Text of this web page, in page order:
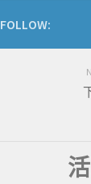
FOLLOW: